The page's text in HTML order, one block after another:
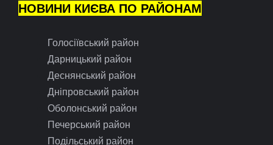
НОВИНИ КИЄВА ПО РАЙОНАМ
Голосіївський район
Дарницький район
Деснянський район
Дніпровський район
Оболонський район
Печерський район
Подільський район